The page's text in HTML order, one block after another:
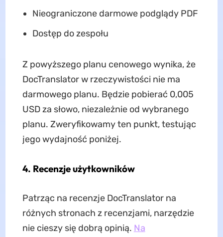
Nieograniczone darmowe podglądy PDF
Dostęp do zespołu
Z powyższego planu cenowego wynika, że
DocTranslator w rzeczywistości nie ma
darmowego planu. Będzie pobierać 0,005
USD za słowo, niezależnie od wybranego
planu. Zweryfikowamy ten punkt, testując
jego wydajność poniżej.
4. Recenzje użytkowników
Patrząc na recenzje DocTranslator na
różnych stronach z recenzjami, narzędzie
nie cieszy się dobrą opinią. Na